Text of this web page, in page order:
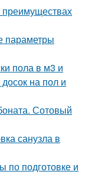
преимуществах
параметры
пола в м3 и
на пол и
Сотовый
санузла в
по подготовке и